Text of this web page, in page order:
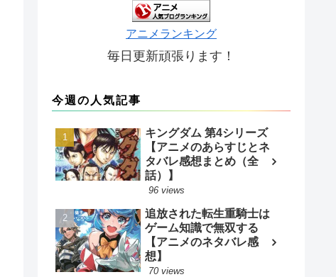
アニメランキング
毎日更新頑張ります！
今週の人気記事
キングダム 第4シリーズ
【アニメのあらすじとネ
タバレ感想まとめ（全
話）】
96 views
追放された転生重騎士は
ゲーム知識で無双する
【アニメのネタバレ感
想】
70 views